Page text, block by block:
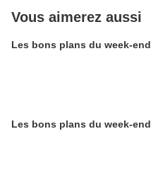
Vous aimerez aussi
Les bons plans du week-end
Les bons plans du week-end